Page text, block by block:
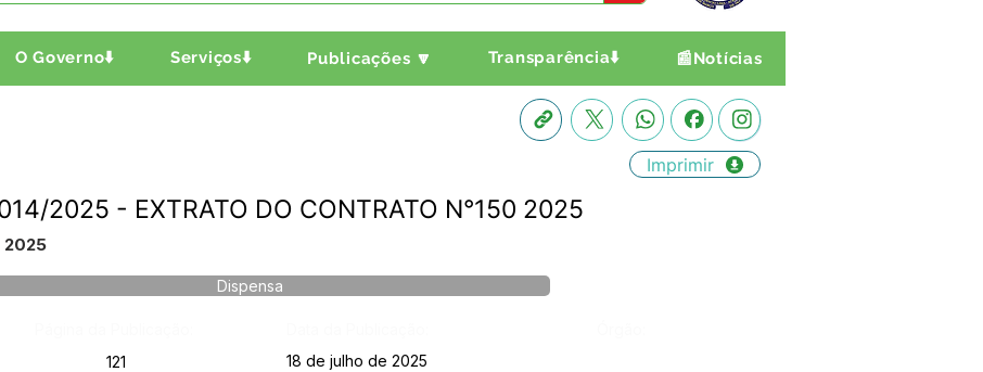
O Governo⬇️ Serviços⬇️ Publicações 🔽 Transparência⬇️ 📰Notícias
Imprimir
2025 - EXTRATO DO CONTRATO N°150 2025
2025
Dispensa
121 18 de julho de 2025